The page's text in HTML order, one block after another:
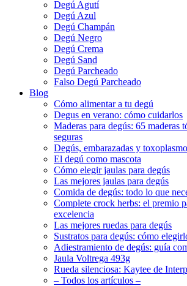
Degú Agutí
Degú Azul
Degú Champán
Degú Negro
Degú Crema
Degú Sand
Degú Parcheado
Falso Degú Parcheado
Blog
Cómo alimentar a tu degú
Degus en verano: cómo cuidarlos
Maderas para degús: 65 maderas
seguras
Degús, embarazadas y
El degú como mascota
Cómo elegir jaulas para degús
Las mejores jaulas para degús
Comida de degús: todo lo que
Complete crock herbs: el premio
excelencia
Las mejores ruedas para degús
Sustratos para degús: cómo
Adiestramiento de degús: guía
Jaula Voltrega 493g
Rueda silenciosa: Kaytee de
– Todos los artículos –